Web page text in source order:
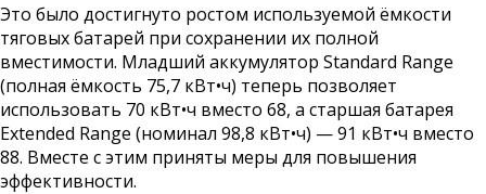
Это было достигнуто ростом используемой ёмкости
тяговых батарей при сохранении их полной
вместимости. Младший аккумулятор Standard Range
(полная ёмкость 75,7 кВт•ч) теперь позволяет
использовать 70 кВт•ч вместо 68, а старшая батарея
Extended Range (номинал 98,8 кВт•ч) — 91 кВт•ч вместо
88. Вместе с этим приняты меры для повышения
эффективности.